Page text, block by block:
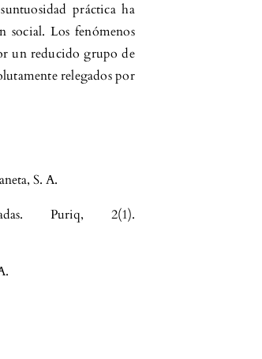
práctica ha
social. Los fenómenos
un reducido grupo de
relegados por
S. A.
Puriq, 2(1).